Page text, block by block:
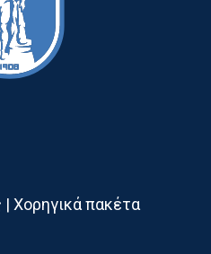
| Χορηγικά πακέτα